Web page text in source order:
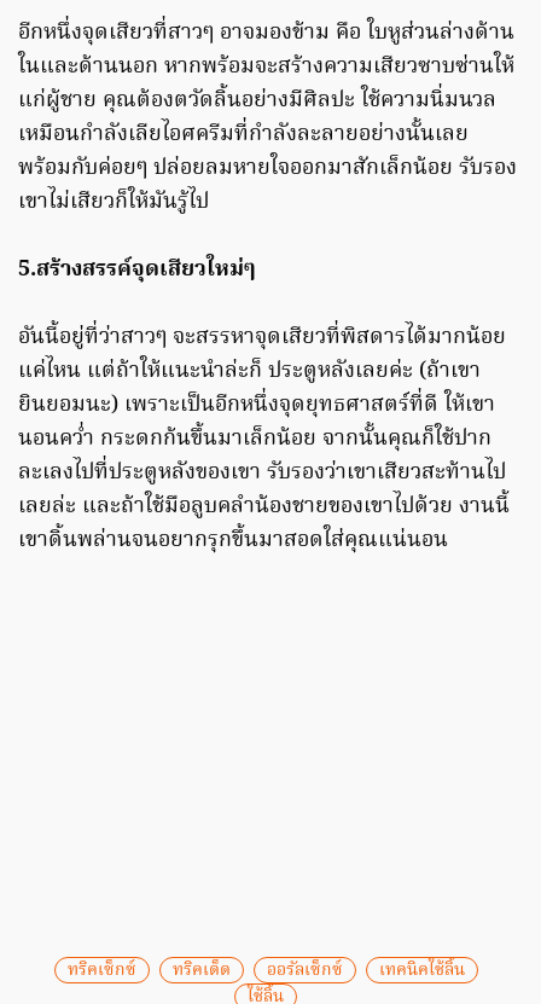
อีกหนึ่งจุดเสียวที่สาวๆ อาจมองข้าม คือ ใบหูส่วนล่างด้าน
ในและด้านนอก หากพร้อมจะสร้างความเสียวซาบซ่านให้
แก่ผู้ชาย คุณต้องตวัดลิ้นอย่างมีศิลปะ ใช้ความนิ่มนวล
เหมือนกำลังเลียไอศครีมที่กำลังละลายอย่างนั้นเลย
พร้อมกับค่อยๆ ปล่อยลมหายใจออกมาสักเล็กน้อย รับรอง
เขาไม่เสียวก็ให้มันรู้ไป
5.สร้างสรรค์จุดเสียวใหม่ๆ
อันนี้อยู่ที่ว่าสาวๆ จะสรรหาจุดเสียวที่พิสดารได้มากน้อย
แค่ไหน แต่ถ้าให้แนะนำล่ะก็ ประตูหลังเลยค่ะ (ถ้าเขา
ยินยอมนะ) เพราะเป็นอีกหนึ่งจุดยุทธศาสตร์ที่ดี ให้เขา
นอนคว่ำ กระดกก้นขึ้นมาเล็กน้อย จากนั้นคุณก็ใช้ปาก
ละเลงไปที่ประตูหลังของเขา รับรองว่าเขาเสียวสะท้านไป
เลยล่ะ และถ้าใช้มือลูบคลำน้องชายของเขาไปด้วย งานนี้
เขาดิ้นพล่านจนอยากรุกขึ้นมาสอดใส่คุณแน่นอน
ทริคเซ็กซ์ ทริคเด็ด ออรัลเซ็กซ์
เทคนิคใช้ลิ้น
ใช้ลิ้น